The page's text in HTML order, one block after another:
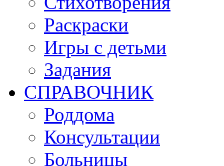
Раскраски
Игры c детьми
Задания
СПРАВОЧНИК
Роддома
Консультации
Больницы